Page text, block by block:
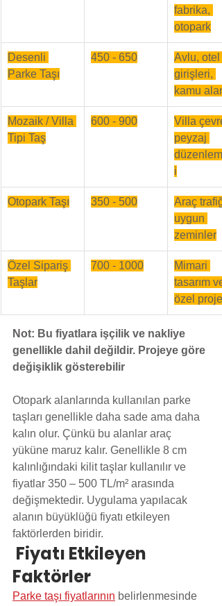
fabrika,
otopark
Desenli
Parke Taşı
450 - 650
Avlu, otel
girişleri,
kamu
Mozaik / Villa
Tipi Taş
600 - 900
Villa
peyzaj
i
Otopark Taşı 350 - 500
Araç
uygun
zeminler
Özel Sipariş
Taşlar
700 - 1000
Mimari
tasarım ve
özel
Not: Bu fiyatlara işçilik ve nakliye
genellikle dahil değildir. Projeye göre
değişiklik gösterebilir
Otopark alanlarında kullanılan parke
taşları genellikle daha sade ama daha
kalın olur. Çünkü bu alanlar araç
yüküne maruz kalır. Genellikle 8 cm
kalınlığındaki kilit taşlar kullanılır ve
fiyatlar 350 – 500 TL/m² arasında
değişmektedir. Uygulama yapılacak
alanın büyüklüğü fiyatı etkileyen
faktörlerden biridir.
Faktörler
Parke taşı fiyatlarının belirlenmesinde